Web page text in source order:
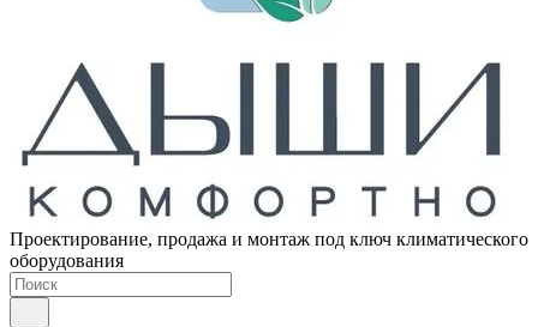
Проектирование, продажа и монтаж под ключ климатического
оборудования